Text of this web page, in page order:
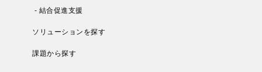
- 結合促進支援
ソリューションを探す
課題から探す